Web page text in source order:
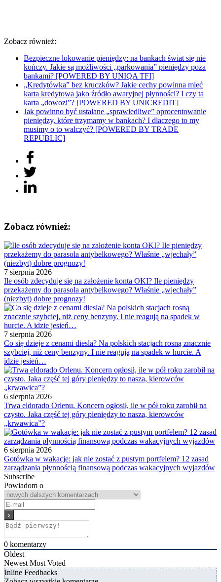
Zobacz również:
Bezpieczne lokowanie pieniędzy: na bankach świat się nie
kończy. Jakie są możliwości „parkowania” pieniędzy poza
bankami? [POWERED BY UNIQA TFI]
„Kredytówka” bez kruczków? Jakie cechy powinna mieć
karta kredytowa jako źródło awaryjnej płynności? I czy ta
karta „dowozi”? [POWERED BY UNICREDIT]
Jak powinno być ustalane „sprawiedliwe” oprocentowanie
pieniędzy, które trzymamy w bankach? I dlaczego to my
musimy o to walczyć? [POWERED BY TRADE
REPUBLIC]
Zobacz również:
7 sierpnia 2026
Ile osób zdecyduje się na założenie konta OKI? Ile pieniędzy
przekażemy do parasola antybelkowego? Właśnie „wjechały”
(niezbyt) dobre prognozy!
7 sierpnia 2026
Co się dzieje z cenami diesla? Na polskich stacjach rosną znacznie
szybciej, niż ceny benzyny. I nie reagują na spadek w hurcie. A
idzie jesień…
6 sierpnia 2026
Trwa eldorado Orlenu. Koncern ogłosił, ile w pół roku zarobił na
czysto. Jaka część tej góry pieniędzy to nasza, kierowców
„krwawica”?
6 sierpnia 2026
Gotówka w wakacje: jak nie zostać z pustym portfelem? 12 zasad
zarządzania płynnością finansową podczas wakacyjnych wyjazdów
Subscribe
Powiadom o
0 komentarzy
Oldest
Newest Most Voted
Inline Feedbacks